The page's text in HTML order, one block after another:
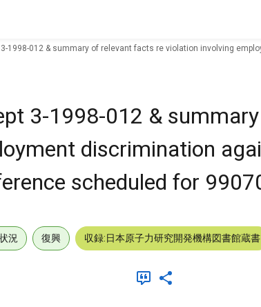
1998-012 & summary of relevant facts re violation involving
3-1998-012 &
discrimination
scheduled for
況 復興 収録:日本原子力研究開発機構図書館蔵書